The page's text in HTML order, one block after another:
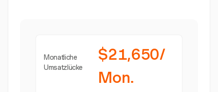
Monatliche
Umsatzlücke
$21,650/
Mon.